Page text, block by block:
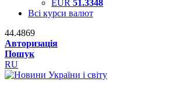
EUR 51.3348
Всі курси валют
44.4869
Авторизація
Пошук
RU